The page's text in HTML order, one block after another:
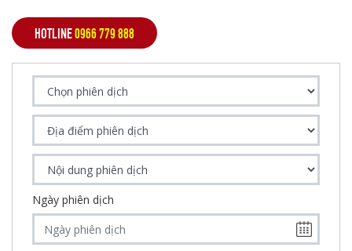
HOTLINE0966 779 888
Ngày phiên dịch